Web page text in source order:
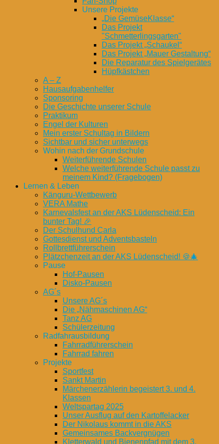
Unsere Projekte
„Die GemüseKlasse“
Das Projekt
"Schmetterlingsgarten"
Das Projekt „Schaukel“
Das Projekt „Mauer Gestaltung“
Die Reparatur des Spielgerätes
Hüpfkästchen
A – Z
Hausaufgabenhelfer
Sponsoring
Die Geschichte unserer Schule
Praktikum
Engel der Kulturen
Mein erster Schultag in Bildern
Sichtbar und sicher unterwegs
Wohin nach der Grundschule
Weiterführende Schulen
Welche weiterführende Schule passt zu
meinem Kind? (Fragebogen)
Lernen & Leben
Känguru-Wettbewerb
VERA Mathe
Karnevalsfest an der AKS Lüdenscheid: Ein
bunter Tag! 🎉
Der Schulhund Carla
Gottesdienst und Adventsbasteln
Rollbrettführerschein
Plätzchenzeit an der AKS Lüdenscheid! 🍪🎄
Pause
Hof-Pausen
Disko-Pausen
AG´s
Unsere AG´s
Die „Nähmaschinen AG“
Tanz AG
Schülerzeitung
Radfahrausbildung
Fahrradführerschein
Fahrrad fahren
Projekte
Sportfest
Sankt Martin
Märchenerzählerin begeistert 3. und 4.
Klassen
Weltspartag 2025
Unser Ausflug auf den Kartoffelacker
Der Nikolaus kommt in die AKS
Gemeinsames Backvergnügen
Kletterwald und Bienenpfad mit dem 3.